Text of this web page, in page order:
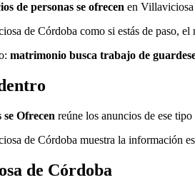
de personas se ofrecen en Villaviciosa
de Córdoba como si estás de paso,
matrimonio busca trabajo de
se Ofrecen reúne los anuncios de ese
de Córdoba muestra la información
de Córdoba